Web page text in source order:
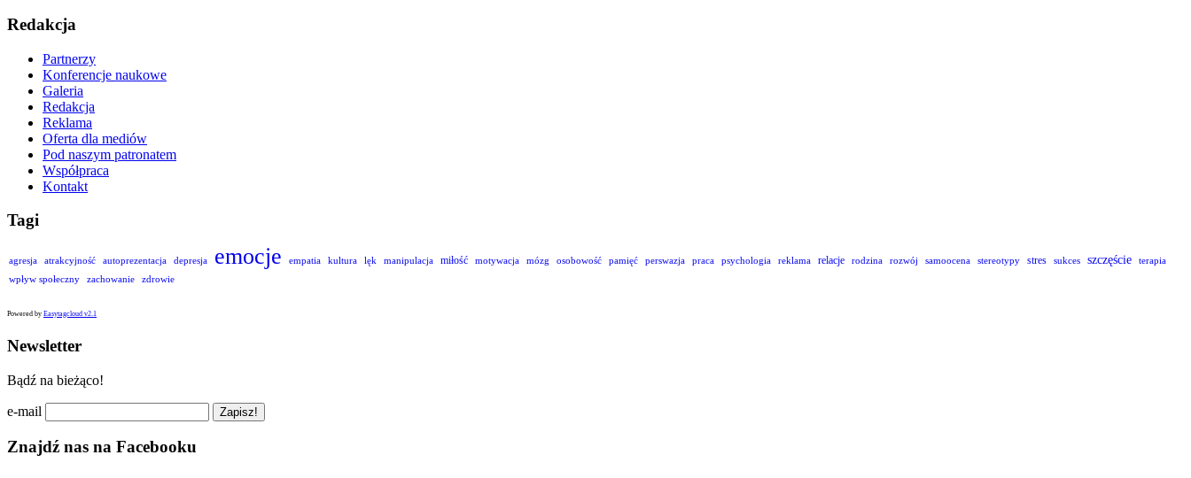
Redakcja
Partnerzy
Konferencje naukowe
Galeria
Redakcja
Reklama
Oferta dla mediów
Pod naszym patronatem
Współpraca
Kontakt
Tagi
agresja atrakcyjność autoprezentacja depresja emocje empatia kultura lęk manipulacja miłość motywacja mózg osobowość pamięć perswazja praca psychologia reklama relacje rodzina rozwój samoocena stereotypy stres sukces szczęście
terapia
wpływ społeczny
zachowanie zdrowie
Powered by Easytagcloud v2.1
Newsletter
Bądź na bieżąco!
e-mail
Znajdź nas na Facebooku